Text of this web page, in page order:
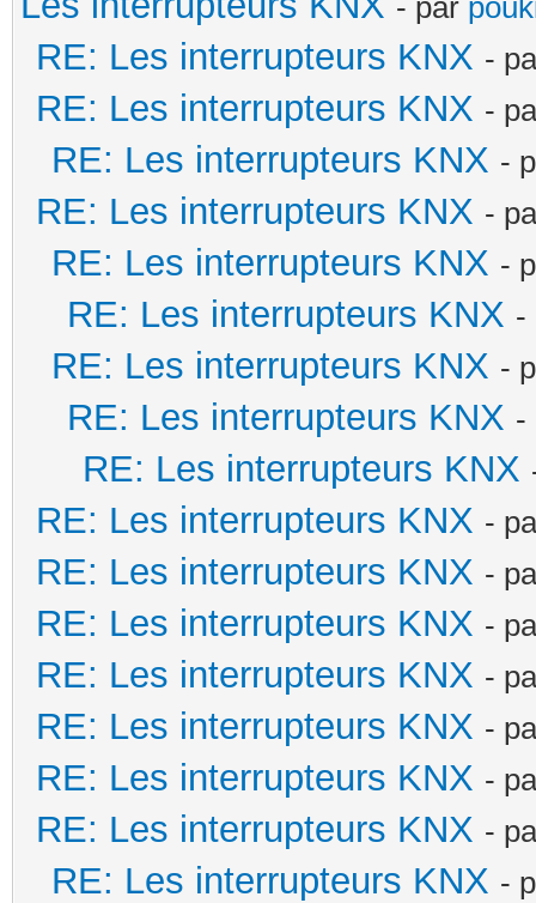
RE: Les interrupteurs KNX -
RE: Les interrupteurs KNX -
RE: Les interrupteurs KNX -
RE: Les interrupteurs KNX -
RE: Les interrupteurs KNX -
RE: Les interrupteurs KNX -
RE: Les interrupteurs KNX -
RE: Les interrupteurs KNX -
RE: Les interrupteurs KNX
RE: Les interrupteurs KNX -
RE: Les interrupteurs KNX -
RE: Les interrupteurs KNX -
RE: Les interrupteurs KNX -
RE: Les interrupteurs KNX -
RE: Les interrupteurs KNX -
RE: Les interrupteurs KNX -
RE: Les interrupteurs KNX -